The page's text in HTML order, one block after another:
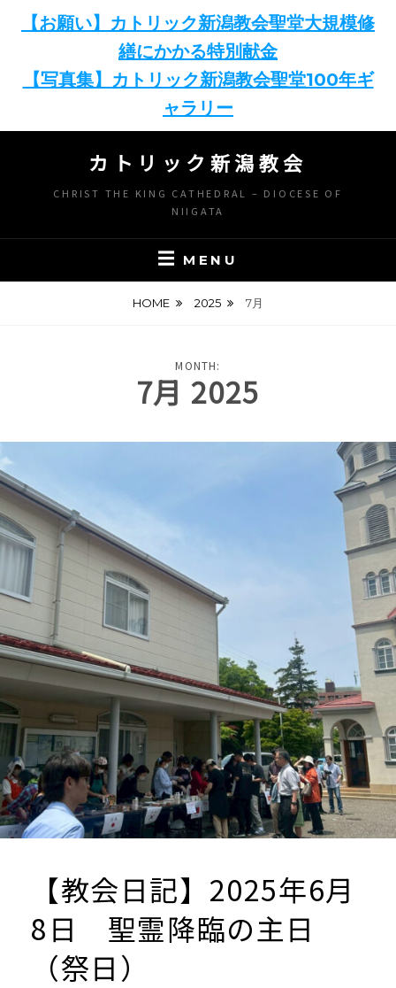
【お願い】カトリック新潟教会聖堂大規模修
繕にかかる特別献金
【写真集】カトリック新潟教会聖堂100年ギ
ャラリー
content
カトリック新潟教会
CHRIST THE KING CATHEDRAL – DIOCESE OF
NIIGATA
MENU
HOME 2025 7月
MONTH:
7月 2025
【教会日記】2025年6月
8日 聖霊降臨の主日
（祭日）